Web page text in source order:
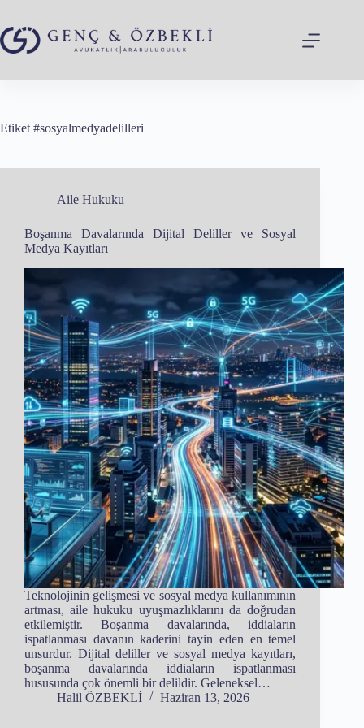
content
Etiket #sosyalmedyadelilleri
Aile Hukuku
Boşanma Davalarında Dijital Deliller ve Sosyal
Medya Kayıtları
Teknolojinin gelişmesi ve sosyal medya kullanımının
artması, aile hukuku uyuşmazlıklarını da doğrudan
etkilemiştir. Boşanma davalarında, iddiaların
ispatlanması davanın kaderini tayin eden en temel
unsurdur. Dijital deliller ve sosyal medya kayıtları,
boşanma davalarında iddiaların ispatlanması
hususunda çok önemli bir delildir. Geleneksel…
Halil ÖZBEKLİ
Haziran 13, 2026